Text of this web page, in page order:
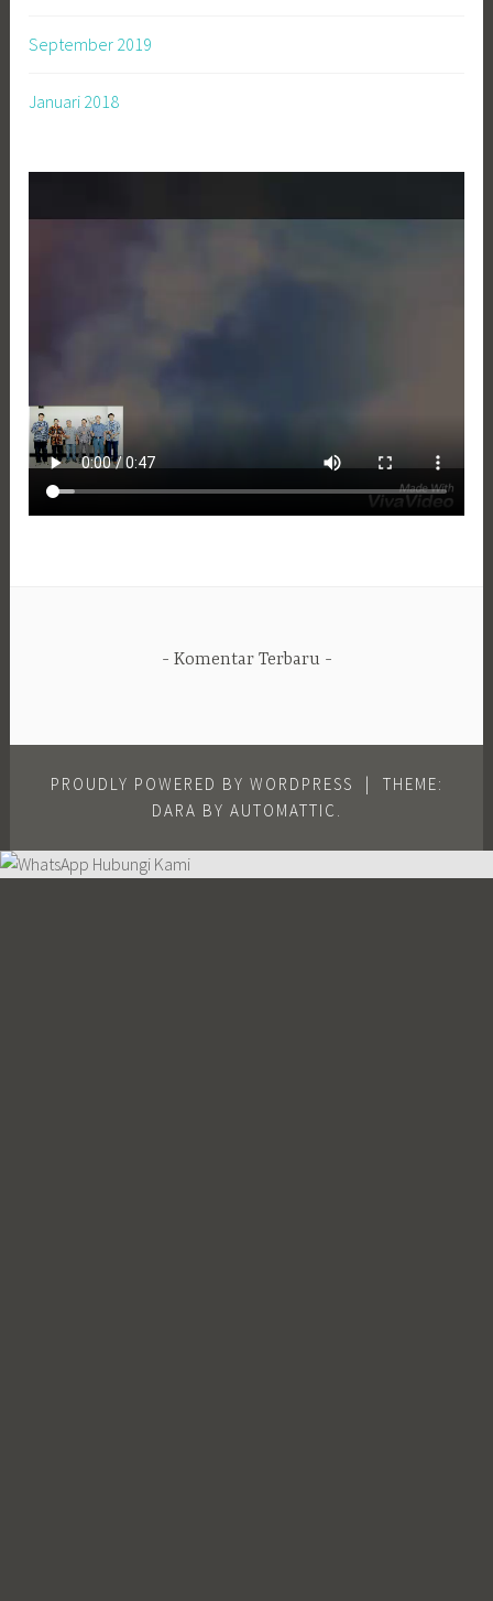
September 2019
Januari 2018
Komentar Terbaru
PROUDLY POWERED BY WORDPRESS
THEME:
DARA BY AUTOMATTIC .
Hubungi Kami